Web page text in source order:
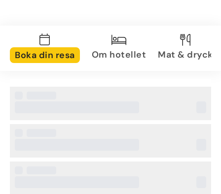
Boka din resa Om hotellet Mat & dryck